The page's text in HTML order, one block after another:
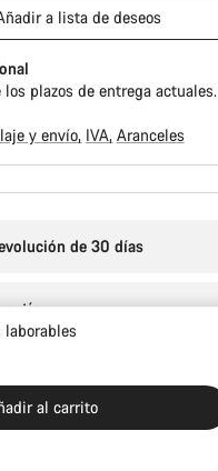
a lista de deseos
plazos de entrega actuales.
y envío IVA Aranceles
de 30 días
laborables
al carrito